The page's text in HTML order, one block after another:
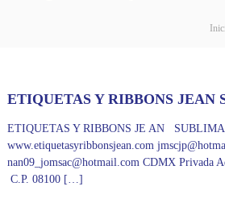
ETIQUETAS Y RIBBONS JEAN
ETIQUETAS Y RIBBONS JE AN
www.etiquetasyribbonsjean.com
nan09_jomsac@hotmail.com CDMX Privada
C.P. 08100 […]